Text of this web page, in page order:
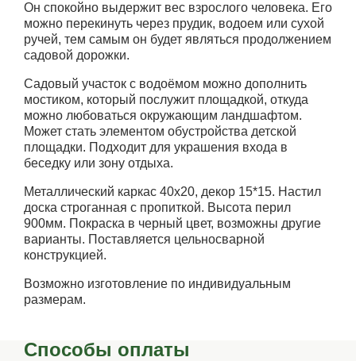
Он спокойно выдержит вес взрослого человека. Его
можно перекинуть через прудик, водоем или сухой
ручей, тем самым он будет являться продолжением
садовой дорожки.
Садовый участок с водоёмом можно дополнить
мостиком, который послужит площадкой, откуда
можно любоваться окружающим ландшафтом.
Может стать элементом обустройства детской
площадки. Подходит для украшения входа в
беседку или зону отдыха.
Металлический каркас 40х20, декор 15*15. Настил
доска строганная с пропиткой. Высота перил
900мм. Покраска в черный цвет, возможны другие
варианты. Поставляется цельносварной
конструкцией.
Возможно изготовление по индивидуальным
размерам.
Способы оплаты